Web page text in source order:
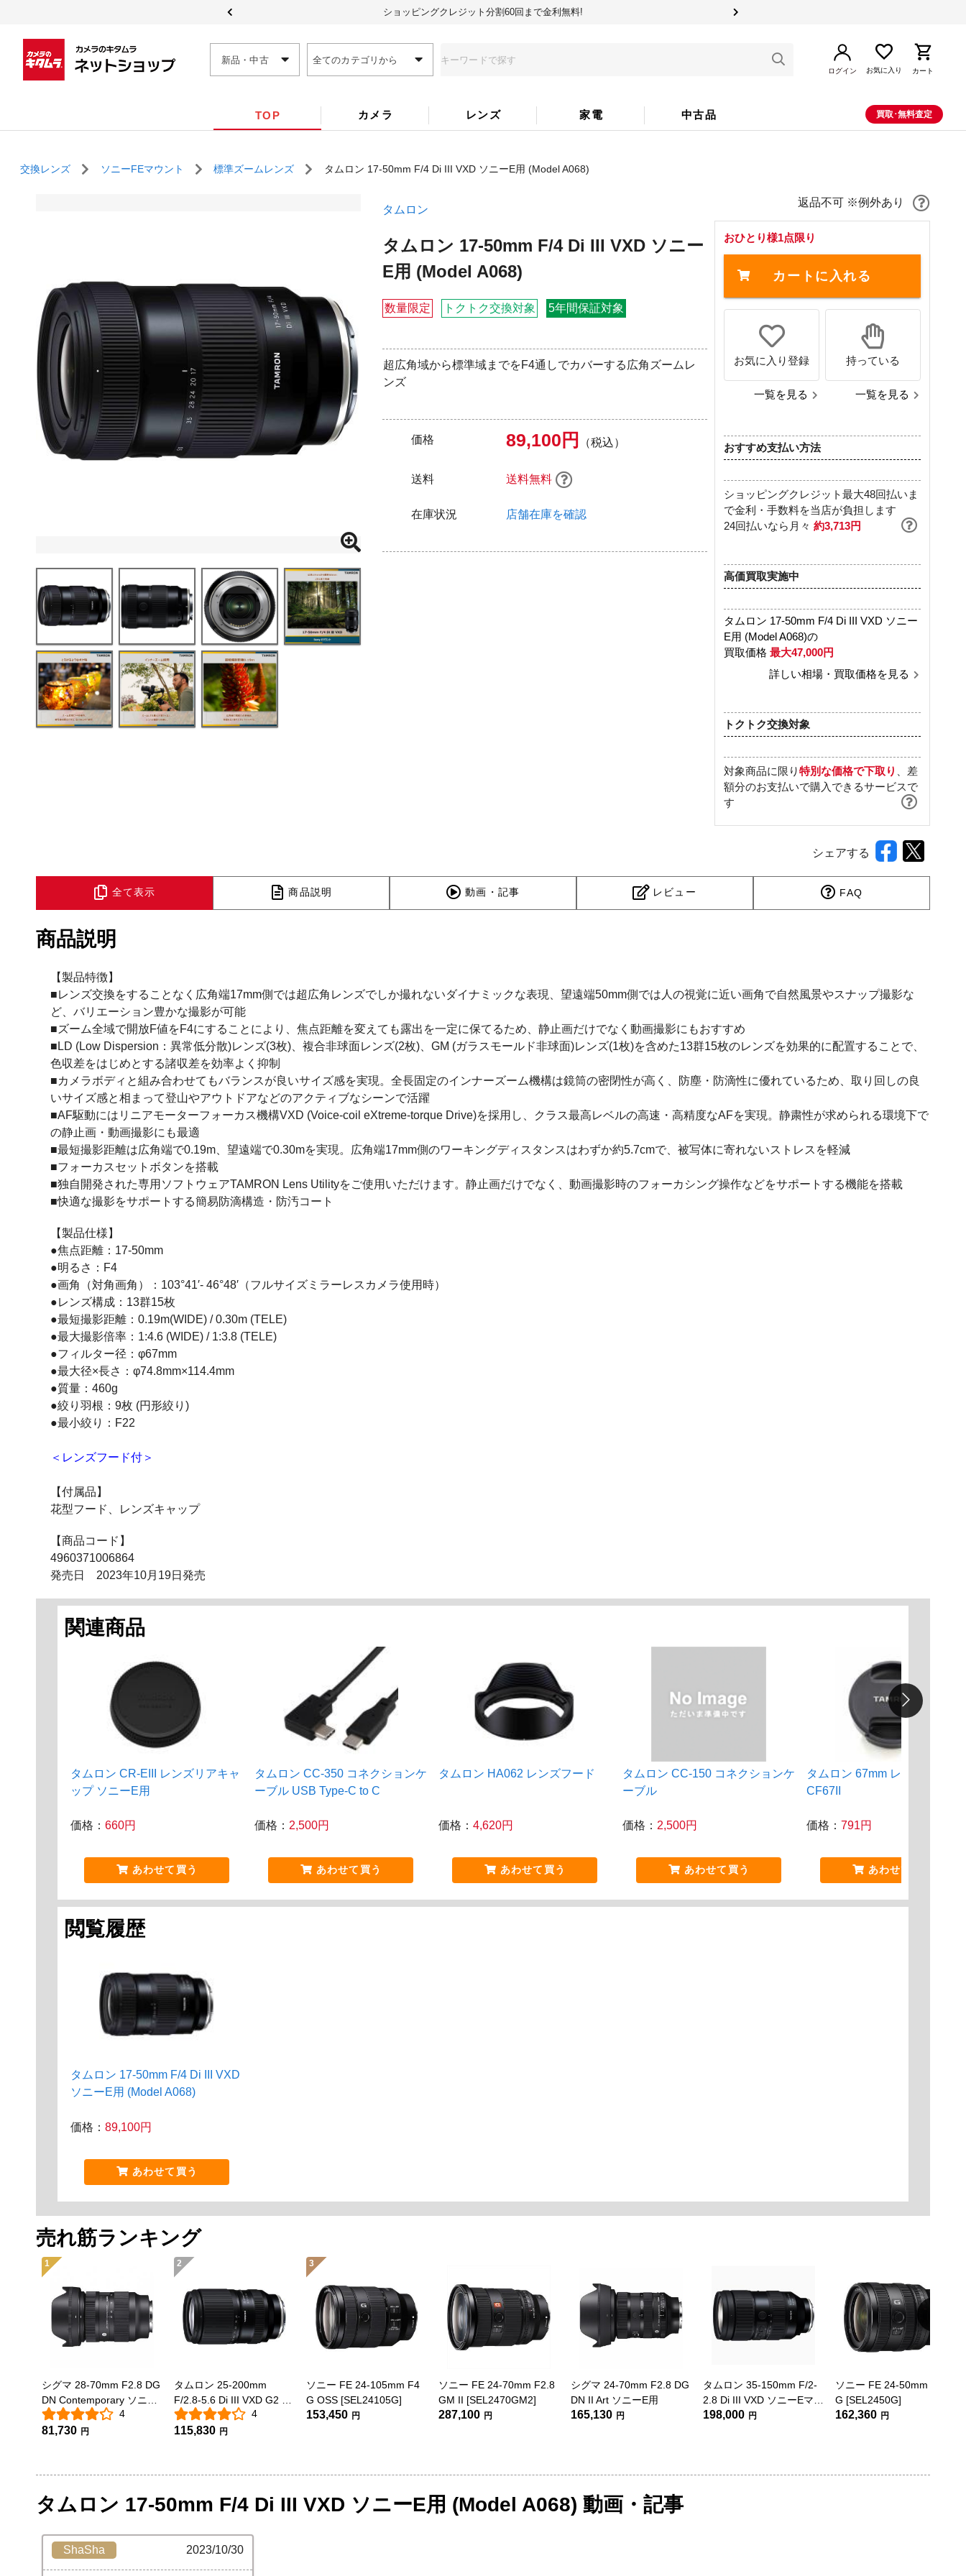
ショッピングクレジット分割60回まで金利無料!
新品・中古 全てのカテゴリから
ログイン お気に入り カート
TOP カメラ レンズ 家電 中古品 買取･無料査定
交換レンズ ソニーFEマウント 標準ズームレンズ タムロン 17-50mm F/4 Di III VXD ソニーE用 (Model A068)
タムロン
タムロン 17-50mm F/4 Di III VXD ソニー
E用 (Model A068)
数量限定 トクトク交換対象 5年間保証対象
超広角域から標準域までをF4通しでカバーする広角ズームレ
ンズ
価格 89,100円 （税込）
送料 送料無料
在庫状況 店舗在庫を確認
返品不可 ※例外あり
おひとり様1点限り
カートに入れる
お気に入り登録
一覧を見る
持っている
一覧を見る
おすすめ支払い方法
ショッピングクレジット最大48回払いま
で金利・手数料を当店が負担します
24回払いなら月々 約3,713円
高価買取実施中
タムロン 17-50mm F/4 Di III VXD ソニー
E用 (Model A068)の
買取価格 最大47,000円
詳しい相場・買取価格を見る
トクトク交換対象
対象商品に限り特別な価格で下取り
、差
額分のお支払いで購入できるサービスで
す
シェアする
全て表示 商品説明 動画・記事 レビュー FAQ
商品説明
【製品特徴】
■レンズ交換をすることなく広角端17mm側では超広角レンズでしか撮れないダイナミックな表現、望遠端50mm側では人の視覚に近い画角で自然風景やスナップ撮影な
ど、バリエーション豊かな撮影が可能
■ズーム全域で開放F値をF4にすることにより、焦点距離を変えても露出を一定に保てるため、静止画だけでなく動画撮影にもおすすめ
■LD (Low Dispersion：異常低分散)レンズ(3枚)、複合非球面レンズ(2枚)、GM (ガラスモールド非球面)レンズ(1枚)を含めた13群15枚のレンズを効果的に配置することで、
色収差をはじめとする諸収差を効率よく抑制
■カメラボディと組み合わせてもバランスが良いサイズ感を実現。全長固定のインナーズーム機構は鏡筒の密閉性が高く、防塵・防滴性に優れているため、取り回しの良
いサイズ感と相まって登山やアウトドアなどのアクティブなシーンで活躍
■AF駆動にはリニアモーターフォーカス機構VXD (Voice-coil eXtreme-torque Drive)を採用し、クラス最高レベルの高速・高精度なAFを実現。静粛性が求められる環境下で
の静止画・動画撮影にも最適
■最短撮影距離は広角端で0.19m、望遠端で0.30mを実現。広角端17mm側のワーキングディスタンスはわずか約5.7cmで、被写体に寄れないストレスを軽減
■フォーカスセットボタンを搭載
■独自開発された専用ソフトウェアTAMRON Lens Utilityをご使用いただけます。静止画だけでなく、動画撮影時のフォーカシング操作などをサポートする機能を搭載
■快適な撮影をサポートする簡易防滴構造・防汚コート
【製品仕様】
●焦点距離：17-50mm
●明るさ：F4
●画角（対角画角）：103°41′- 46°48′（フルサイズミラーレスカメラ使用時）
●レンズ構成：13群15枚
●最短撮影距離：0.19m(WIDE) / 0.30m (TELE)
●最大撮影倍率：1:4.6 (WIDE) / 1:3.8 (TELE)
●フィルター径：φ67mm
●最大径×長さ：φ74.8mm×114.4mm
●質量：460g
●絞り羽根：9枚 (円形絞り)
●最小絞り：F22
＜レンズフード付＞
【付属品】
花型フード、レンズキャップ
【商品コード】
4960371006864
発売日 2023年10月19日発売
関連商品
タムロン CR-EIII レンズリアキャ
ップ ソニーE用
価格： 660円
あわせて買う
タムロン CC-350 コネクションケ
ーブル USB Type-C to C
価格： 2,500円
あわせて買う
タムロン HA062 レンズフード
価格： 4,620円
あわせて買う
タムロン CC-150 コネクションケ
ーブル
価格： 2,500円
あわせて買う
タムロン 67mm レンズキャッ
CF67II
価格： 791円
あわせて買う
閲覧履歴
タムロン 17-50mm F/4 Di III VXD
ソニーE用 (Model A068)
価格： 89,100円
あわせて買う
売れ筋ランキング
1
シグマ 28-70mm F2.8 DG
DN Contemporary ソニー
E用
4
81,730 円
2
タムロン 25-200mm
F/2.8-5.6 Di III VXD G2 ソ
ニーEマウント用(Model
A075)
4
115,830 円
3
ソニー FE 24-105mm F4
G OSS [SEL24105G]
153,450 円
ソニー FE 24-70mm F2.8
GM II [SEL2470GM2]
287,100 円
シグマ 24-70mm F2.8 DG
DN II Art ソニーE用
165,130 円
タムロン 35-150mm F/2-
2.8 Di III VXD ソニーEマウ
ント用(Model A058)
198,000 円
ソニー FE 24-50mm F2.8
G [SEL2450G]
162,360 円
タムロン 17-50mm F/4 Di III VXD ソニーE用 (Model A068) 動画・記事
ShaSha 2023/10/30